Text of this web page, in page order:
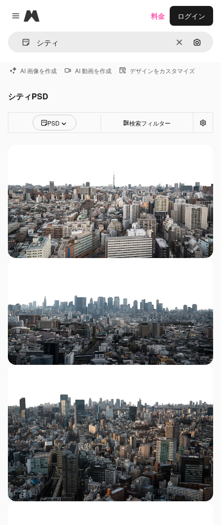
Close menu
Magnific
消去 画像で
料金 ログイン
AI 画像を作成 AI 動画を作成 デザインをカスタマイズ
シティPSD
PSD 検索フィルター